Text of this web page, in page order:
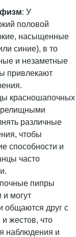
: У
половой
насыщенные
синие), в то
и незаметные
привлекают
красношапочных
различные
чтобы
способности и
часто
пипры
и могут
общаются друг с
жестов, что
наблюдения и